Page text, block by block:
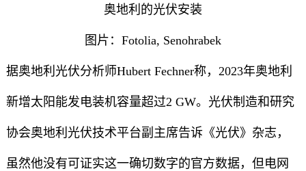
奥地利的光伏安装
图片：Fotolia, Senohrabek
据奥地利光伏分析师Hubert Fechner称，2023年奥地利
新增太阳能发电装机容量超过2 GW。光伏制造和研究
协会奥地利光伏技术平台副主席告诉《光伏》杂志，
虽然他没有可证实这一确切数字的官方数据，但电网